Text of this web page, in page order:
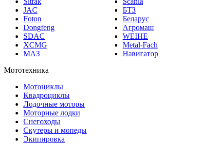
JAC
Foton
Dongfeng
SDAC
XCMG
МАЗ
БТЗ
Беларус
Агромаш
WEIHE
Metal-Fach
Навигатор
Квадроциклы
Лодочные моторы
Моторные лодки
Снегоходы
Скутеры и мопеды
Экипировка
Yamaha